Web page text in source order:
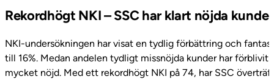
Rekordhögt NKI – SSC har klart nöjda
NKI-undersökningen har visat en tydlig förbättring och
till 16%. Medan andelen tydligt missnöjda kunder har
mycket nöjd. Med ett rekordhögt NKI på 74, har SSC